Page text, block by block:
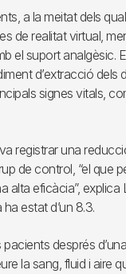
a la meitat dels
de realitat virtual,
el suport analgèsic.
d’extracció dels
signes vitals,
registrar una
de control, “el que
alta eficàcia”,
estat d’un 8.3.
després
la sang, fluid i aire